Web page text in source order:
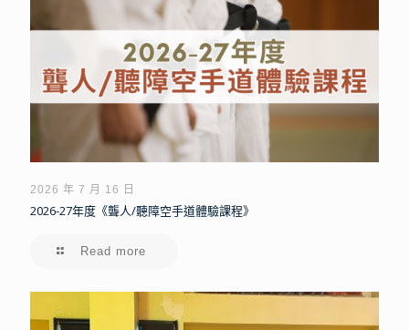
2026 年 7 月 16 日
2026-27年度《聾人/聽障空手道體驗課程》
Read more